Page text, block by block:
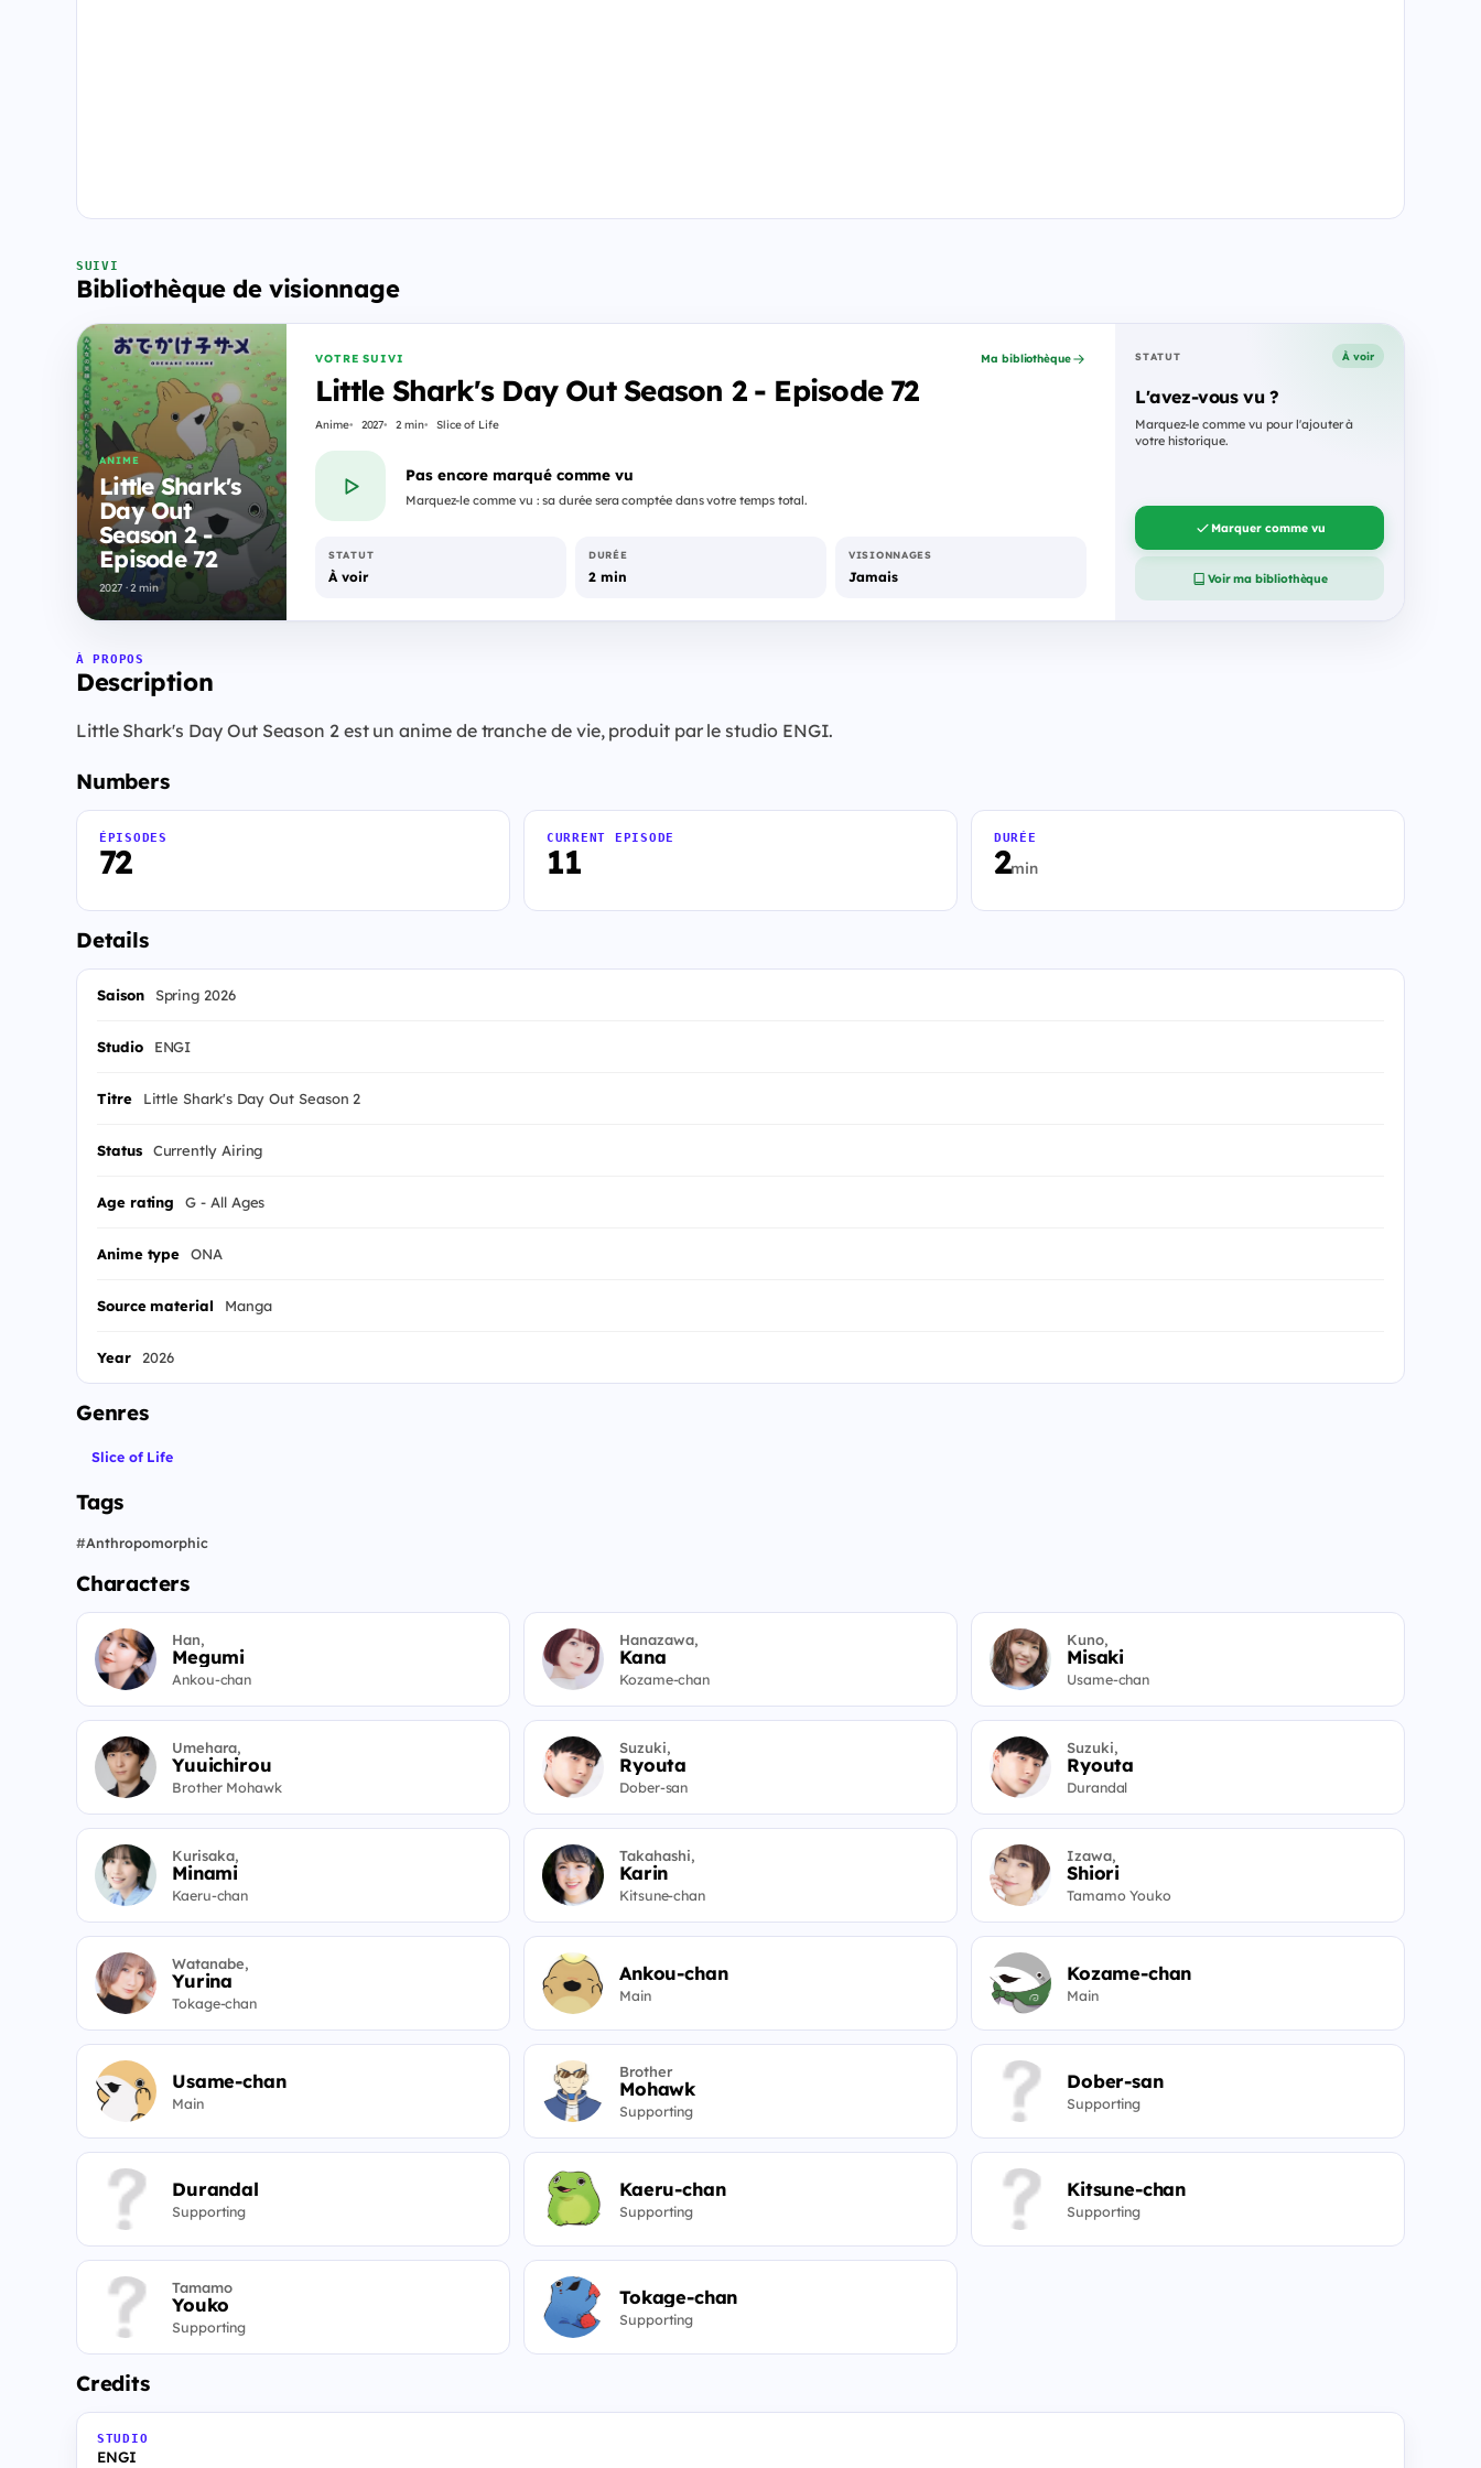
SUIVI
Bibliothèque de visionnage
ANIME
Little Shark's
Day Out
Season 2 -
Episode 72
2027 · 2 min
VOTRE SUIVI
Little Shark's Day Out Season 2 - Episode 72
Anime 2027 2 min Slice of Life
Ma bibliothèque
Pas encore marqué comme vu
Marquez-le comme vu : sa durée sera comptée dans votre temps total.
STATUT
À voir
DURÉE
2 min
VISIONNAGES
Jamais
STATUT À voir
L'avez-vous vu ?
Marquez-le comme vu pour l'ajouter à
votre historique.
Marquer comme vu
Voir ma bibliothèque
À PROPOS
Description
Little Shark's Day Out Season 2 est un anime de tranche de vie, produit par le studio ENGI.
Numbers
72
ÉPISODES
11
CURRENT EPISODE
2min
DURÉE
Details
Saison Spring 2026
Studio ENGI
Titre Little Shark's Day Out Season 2
Status Currently Airing
Age rating G - All Ages
Anime type ONA
Source material Manga
Year 2026
Genres
Slice of Life
Tags
#Anthropomorphic
Characters
Han,
Megumi
Ankou-chan
Hanazawa,
Kana
Kozame-chan
Kuno,
Misaki
Usame-chan
Umehara,
Yuuichirou
Brother Mohawk
Suzuki,
Ryouta
Dober-san
Suzuki,
Ryouta
Durandal
Kurisaka,
Minami
Kaeru-chan
Takahashi,
Karin
Kitsune-chan
Izawa,
Shiori
Tamamo Youko
Watanabe,
Yurina
Tokage-chan
Ankou-chan
Main
Kozame-chan
Main
Usame-chan
Main
Brother
Mohawk
Supporting
Dober-san
Supporting
Durandal
Supporting
Kaeru-chan
Supporting
Kitsune-chan
Supporting
Tamamo
Youko
Supporting
Tokage-chan
Supporting
Credits
STUDIO
ENGI